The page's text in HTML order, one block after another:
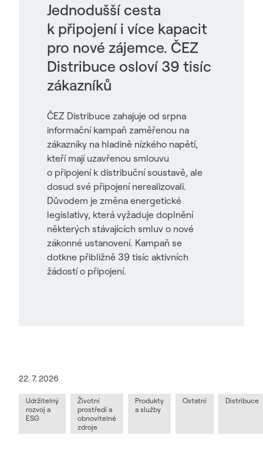
Jednodušší cesta
k připojení i více kapacit
pro nové zájemce. ČEZ
Distribuce osloví 39 tisíc
zákazníků
ČEZ Distribuce zahajuje od srpna
informační kampaň zaměřenou na
zákazníky na hladině nízkého napětí,
kteří mají uzavřenou smlouvu
o připojení k distribuční soustavě, ale
dosud své připojení nerealizovali.
Důvodem je změna energetické
legislativy, která vyžaduje doplnění
některých stávajících smluv o nové
zákonné ustanovení. Kampaň se
dotkne přibližně 39 tisíc aktivních
žádostí o připojení.
22. 7. 2026
Udržitelný
rozvoj a
ESG
Životní
prostředí a
obnovitelné
zdroje
Produkty
a služby
Ostatní Distribuce